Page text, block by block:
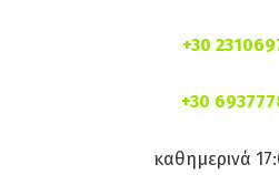
+30
+30
καθημερινά